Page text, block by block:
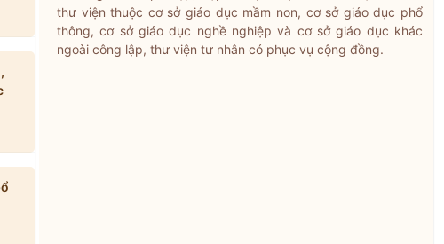
thư viện thuộc cơ sở giáo dục mầm non, cơ sở giáo dục phổ
thông, cơ sở giáo dục nghề nghiệp và cơ sở giáo dục khác
ngoài công lập, thư viện tư nhân có phục vụ cộng đồng.